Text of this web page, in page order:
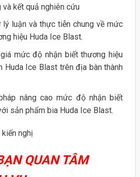
và kết quả nghiên cứu
lý luận và thực tiễn chung về mức
hiệu Huda Ice Blast.
mức độ nhận biết thương hiệu
Huda Ice Blast trên địa bàn thành
nâng cao mức độ nhận biết
sản phẩm bia Huda Ice Blast.
nghị
QUAN TÂM